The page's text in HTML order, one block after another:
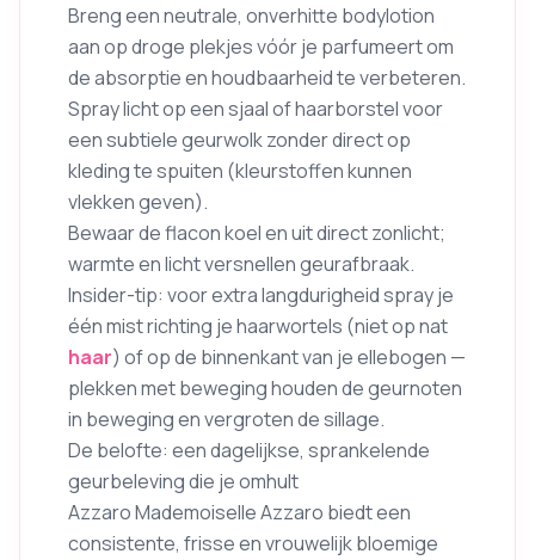
Breng een neutrale, onverhitte bodylotion
aan op droge plekjes vóór je parfumeert om
de absorptie en houdbaarheid te verbeteren.
Spray licht op een sjaal of haarborstel voor
een subtiele geurwolk zonder direct op
kleding te spuiten (kleurstoffen kunnen
vlekken geven).
Bewaar de flacon koel en uit direct zonlicht;
warmte en licht versnellen geurafbraak.
Insider-tip: voor extra langdurigheid spray je
één mist richting je haarwortels (niet op nat
haar) of op de binnenkant van je ellebogen —
plekken met beweging houden de geurnoten
in beweging en vergroten de sillage.
De belofte: een dagelijkse, sprankelende
geurbeleving die je omhult
Azzaro Mademoiselle Azzaro biedt een
consistente, frisse en vrouwelijk bloemige